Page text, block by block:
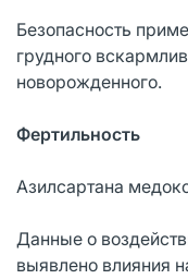
Безопасность
грудного
новорожденного.
Фертильность
Азилсартана
Данные о
выявлено влияния